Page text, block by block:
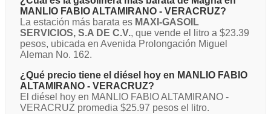
MANLIO FABIO ALTAMIRANO - VERACRUZ?
La estación más barata es MAXI-GASOIL
SERVICIOS, S.A DE C.V., que vende el litro a $23.39
pesos, ubicada en Avenida Prolongación Miguel
Aleman No. 162.
¿Qué precio tiene el diésel hoy en MANLIO FABIO
ALTAMIRANO - VERACRUZ?
El diésel hoy en MANLIO FABIO ALTAMIRANO -
VERACRUZ promedia $25.97 pesos el litro.